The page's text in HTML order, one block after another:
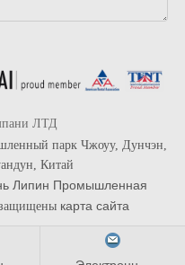
ЛТД
парк Чжоуу, Дунчэн,
Китай
Липин Промышленная
карта сайта